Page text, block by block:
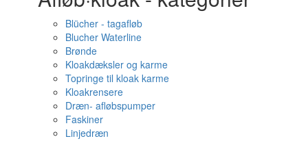
Blücher - tagafløb
Blucher Waterline
Brønde
Kloakdæksler og karme
Topringe til kloak karme
Kloakrensere
Dræn- afløbspumper
Faskiner
Linjedræn